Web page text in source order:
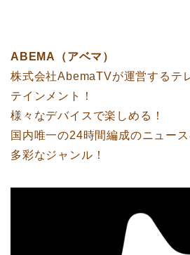
ABEMA（アベマ）
株式会社AbemaTVが運営するテ
テインメント！
様々なデバイスで楽しめる！
国内唯一の24時間編成のニュース
多彩なジャンル！